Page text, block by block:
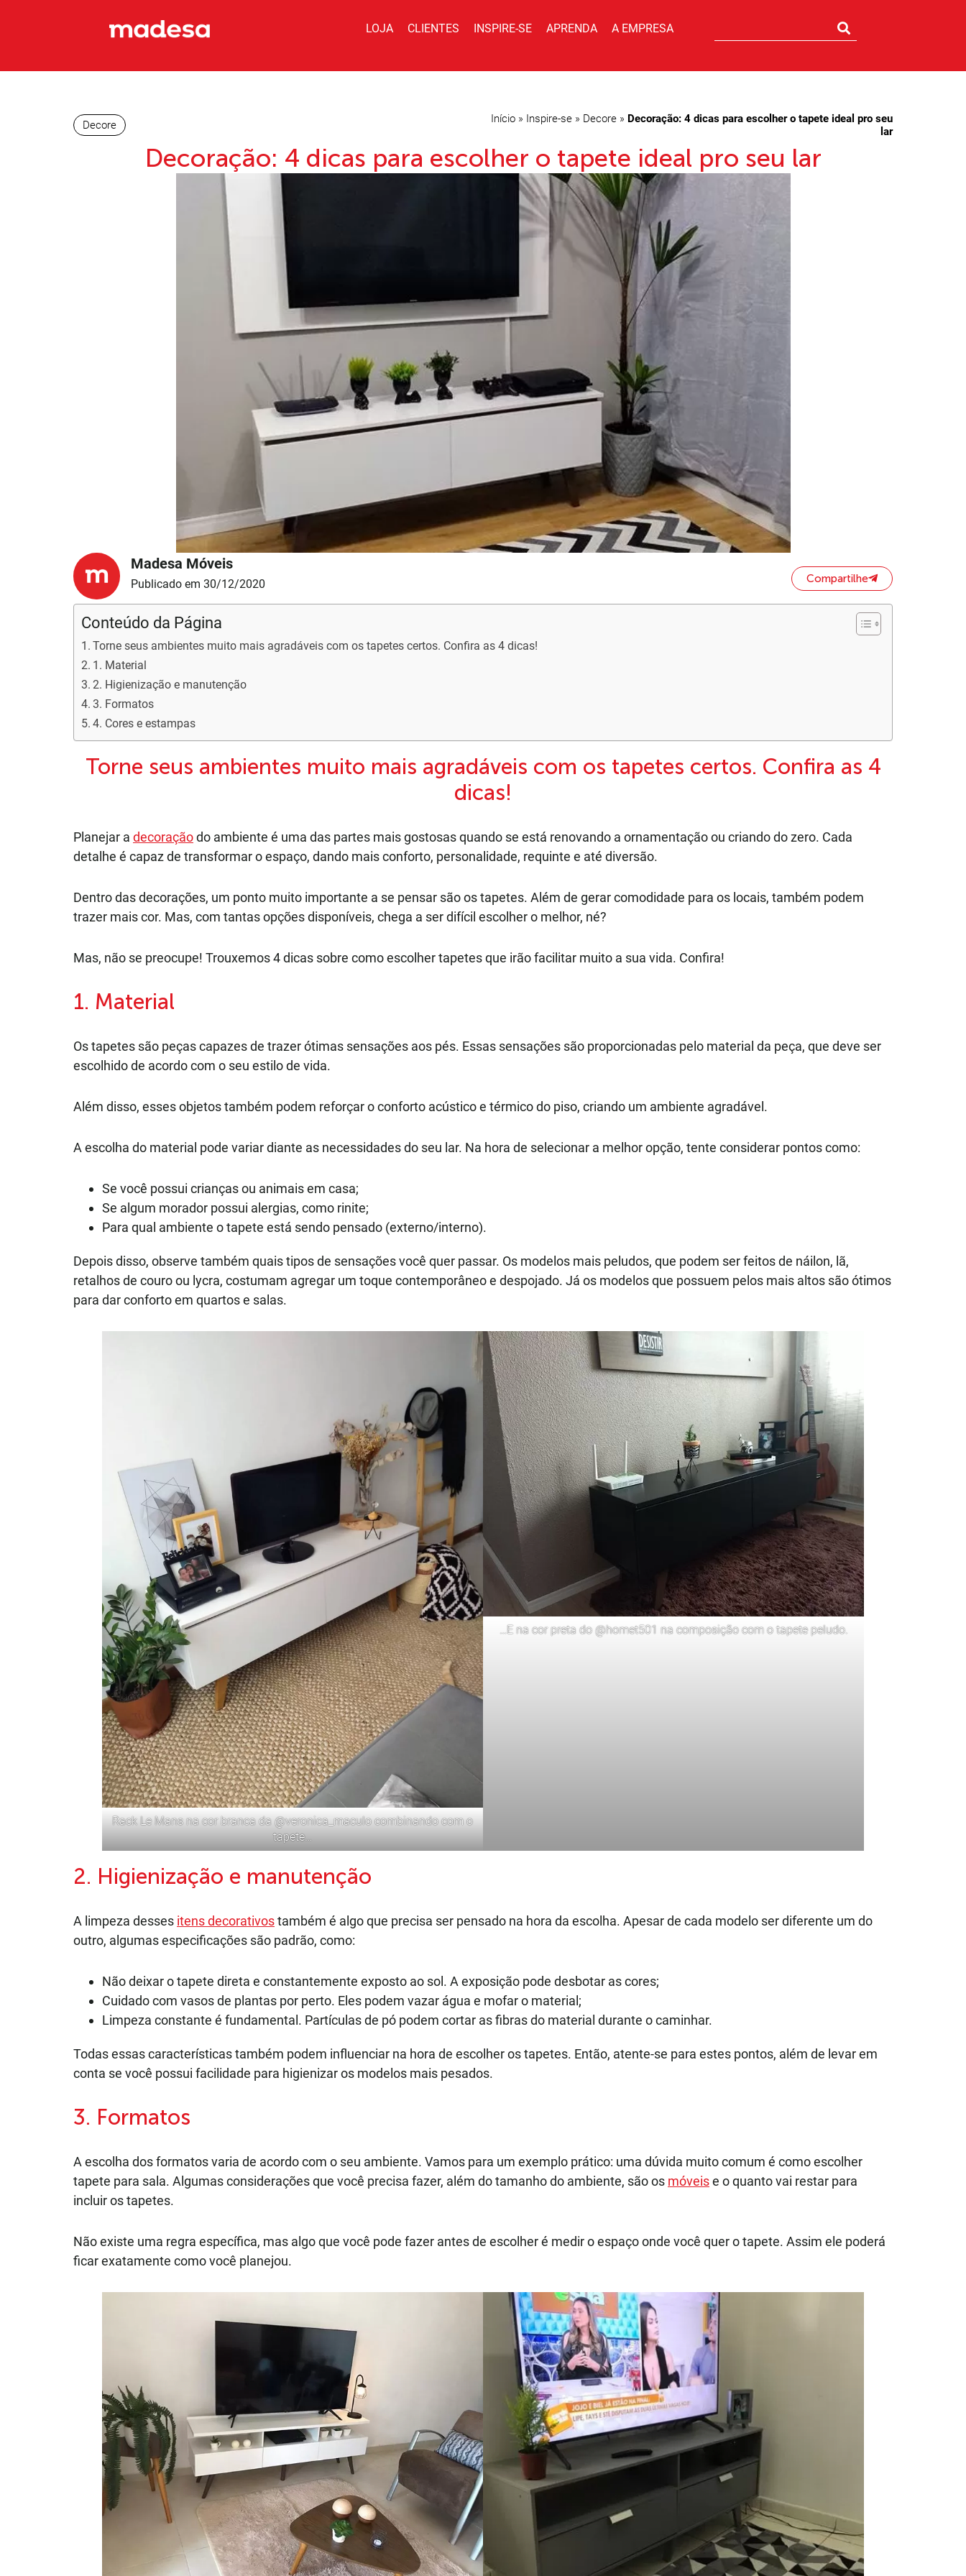
LOJA CLIENTES INSPIRE-SE APRENDA A EMPRESA
Início » Inspire-se » Decore » Decoração: 4 dicas para escolher o tapete ideal pro seu
lar
Decore
Decoração: 4 dicas para escolher o tapete ideal pro seu lar
Madesa Móveis
Publicado em 30/12/2020 Compartilhe
Conteúdo da Página
Torne seus ambientes muito mais agradáveis com os tapetes certos. Confira as 4 dicas!
1. Material
2. Higienização e manutenção
3. Formatos
4. Cores e estampas
Torne seus ambientes muito mais agradáveis com os tapetes certos. Confira as 4
dicas!
Planejar a decoraçãodo ambiente é uma das partes mais gostosas quando se está renovando a ornamentação ou criando do zero. Cada
detalhe é capaz de transformar o espaço, dando mais conforto, personalidade, requinte e até diversão.
Dentro das decorações, um ponto muito importante a se pensar são os tapetes. Além de gerar comodidade para os locais, também podem
trazer mais cor. Mas, com tantas opções disponíveis, chega a ser difícil escolher o melhor, né?
Mas, não se preocupe! Trouxemos 4 dicas sobre como escolher tapetes que irão facilitar muito a sua vida. Confira!
1. Material
Os tapetes são peças capazes de trazer ótimas sensações aos pés. Essas sensações são proporcionadas pelo material da peça, que deve ser
escolhido de acordo com o seu estilo de vida.
Além disso, esses objetos também podem reforçar o conforto acústico e térmico do piso, criando um ambiente agradável.
A escolha do material pode variar diante as necessidades do seu lar. Na hora de selecionar a melhor opção, tente considerar pontos como:
Se você possui crianças ou animais em casa;
Se algum morador possui alergias, como rinite;
Para qual ambiente o tapete está sendo pensado (externo/interno).
Depois disso, observe também quais tipos de sensações você quer passar. Os modelos mais peludos, que podem ser feitos de náilon, lã,
retalhos de couro ou lycra, costumam agregar um toque contemporâneo e despojado. Já os modelos que possuem pelos mais altos são ótimos
para dar conforto em quartos e salas.
Rack Le Mansna cor branca da @veronica_maculocombinando com o
tapete…
…E na cor preta do @homet501 na composição com o tapete peludo.
2. Higienização e manutenção
A limpeza desses itens decorativostambém é algo que precisa ser pensado na hora da escolha. Apesar de cada modelo ser diferente um do
outro, algumas especificações são padrão, como:
Não deixar o tapete direta e constantemente exposto ao sol. A exposição pode desbotar as cores;
Cuidado com vasos de plantas por perto. Eles podem vazar água e mofar o material;
Limpeza constante é fundamental. Partículas de pó podem cortar as fibras do material durante o caminhar.
Todas essas características também podem influenciar na hora de escolher os tapetes. Então, atente-se para estes pontos, além de levar em
conta se você possui facilidade para higienizar os modelos mais pesados.
3. Formatos
A escolha dos formatos varia de acordo com o seu ambiente. Vamos para um exemplo prático: uma dúvida muito comum é como escolher
tapete para sala. Algumas considerações que você precisa fazer, além do tamanho do ambiente, são os móveise o quanto vai restar para
incluir os tapetes.
Não existe uma regra específica, mas algo que você pode fazer antes de escolher é medir o espaço onde você quer o tapete. Assim ele poderá
ficar exatamente como você planejou.